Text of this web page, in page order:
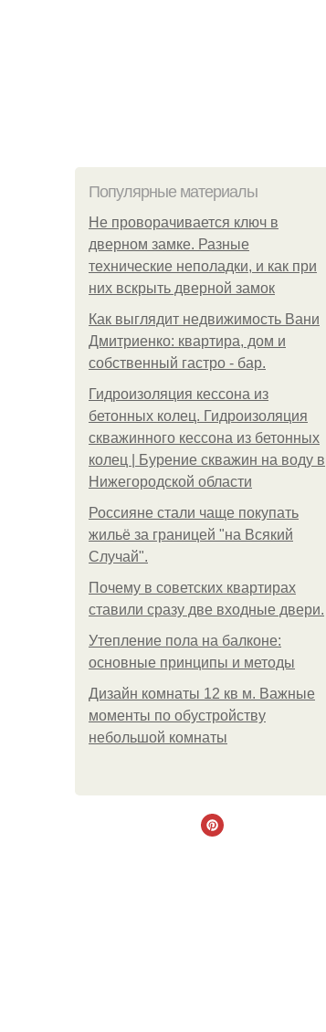
Популярные материалы
Не проворачивается ключ в
дверном замке. Разные
технические неполадки, и как при
них вскрыть дверной замок
Как выглядит недвижимость Вани
Дмитриенко: квартира, дом и
собственный гастро - бар.
Гидроизоляция кессона из
бетонных колец. Гидроизоляция
скважинного кессона из бетонных
колец | Бурение скважин на воду в
Нижегородской области
Россияне стали чаще покупать
жильё за границей "на Всякий
Случай".
Почему в советских квартирах
ставили сразу две входные двери.
Утепление пола на балконе:
основные принципы и методы
Дизайн комнаты 12 кв м. Важные
моменты по обустройству
небольшой комнаты